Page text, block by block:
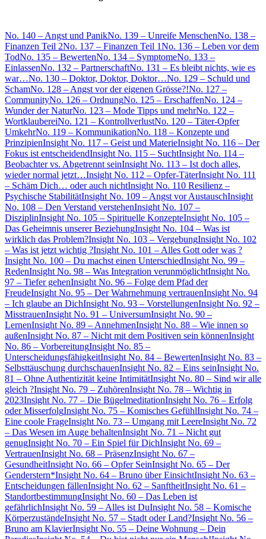
No. 140 – Angst und PanikNo. 139 – Unreife MenschenNo. 138 –
Finanzen Teil 2No. 137 – Finanzen Teil 1No. 136 – Leben vor dem
TodNo. 135 – BewertenNo. 134 – SymptomeNo. 133 –
EinlassenNo. 132 – PartnerschaftNo. 131 – Es bleibt nichts, wie es
war…No. 130 – Doktor, Doktor, Doktor…No. 129 – Schuld und
SchamNo. 128 – Angst vor der eigenen Grösse?!No. 127 –
CommunityNo. 126 – OrdnungNo. 125 – ErschaffenNo. 124 –
Wunder der NaturNo. 123 – Mode Tipps und mehrNo. 122 –
WortklaubereiNo. 121 – KontrollverlustNo. 120 – Täter-Opfer
UmkehrNo. 119 – KommunikationNo. 118 – Konzepte und
PrinzipienInsight No. 117 – Geist und MaterieInsight No. 116 – Der
Fokus ist entscheidendInsight No. 115 – SuchtInsight No. 114 –
Beobachter vs. Abgetrennt seinInsight No. 113 – Ist doch alles,
wieder normal jetzt…Insight No. 112 – Opfer-TäterInsight No. 111
– Schäm Dich… oder auch nichtInsight No. 110 Resilienz –
Psychische StabilitätInsight No. 109 – Angst vor AustauschInsight
No. 108 – Den Verstand verstehenInsight No. 107 –
DisziplinInsight No. 105 – Spirituelle KonzepteInsight No. 105 –
Das Geheimnis unserer BeziehungInsight No. 104 – Was ist
wirklich das Problem?Insight No. 103 – VergebungInsight No. 102
– Was ist jetzt wichtig ?Insight No. 101 – Alles Gott oder was ?
Insight No. 100 – Du machst einen UnterschiedInsight No. 99 –
RedenInsight No. 98 – Was Integration verunmöglichtInsight No.
97 – Tiefer gehenInsight No. 96 – Folge dem Pfad der
FreudeInsight No. 95 – Der Wahrnehmung vertrauenInsight No. 94
– Ich glaube an DichInsight No. 93 – VorstellungenInsight No. 92 –
MisstrauenInsight No. 91 – UniversumInsight No. 90 –
LernenInsight No. 89 – AnnehmenInsight No. 88 – Wie innen so
außenInsight No. 87 – Nicht mit dem Positiven sein könnenInsight
No. 86 – VorbereitungInsight No. 85 –
UnterscheidungsfähigkeitInsight No. 84 – BewertenInsight No. 83 –
Selbsttäuschung durchschauenInsight No. 82 – Eins seinInsight No.
81 – Ohne Authentizität keine IntimitätInsight No. 80 – Sind wir alle
gleich ?Insight No. 79 – ZuhörenInsight No. 78 – Wichtig in
2023Insight No. 77 – Die BügelmeditationInsight No. 76 – Erfolg
oder MisserfolgInsight No. 75 – Komisches GefühlInsight No. 74 –
Eine coole FrageInsight No. 73 – Umgang mit LeereInsight No. 72
– Das Wesen im Auge behaltenInsight No. 71 – Nicht gut
genugInsight No. 70 – Ein Spiel für DichInsight No. 69 –
VertrauenInsight No. 68 – PräsenzInsight No. 67 –
GesundheitInsight No. 66 – Opfer SeinInsight No. 65 – Der
Genderstern*Insight No. 64 – Bruno über EinsichtInsight No. 63 –
Entscheidungen fällenInsight No. 62 – SanftheitInsight No. 61 –
StandortbestimmungInsight No. 60 – Das Leben ist
gefährlichInsight No. 59 – Alles ist DuInsight No. 58 – Komische
KörperzuständeInsight No. 57 – Stadt oder Land?Insight No. 56 –
Bruno am KlavierInsight No. 55 – Deine Wohnung – Dein